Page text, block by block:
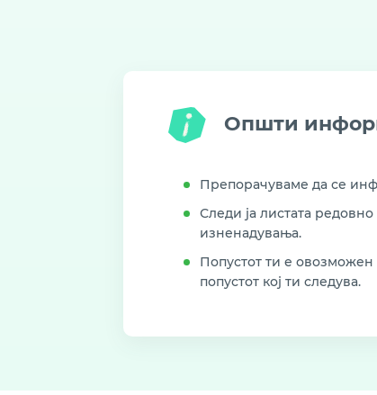
Општи
Препорачуваме да се
Следи ја листата
изненадувања.
Попустот ти е овозможен
попустот кој ти следува.